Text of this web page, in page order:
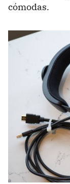
cómodas.